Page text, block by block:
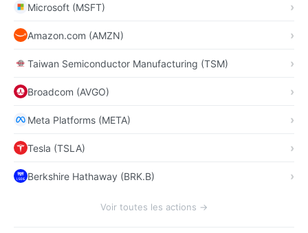
Microsoft (MSFT)
Amazon.com (AMZN)
Taiwan Semiconductor Manufacturing (TSM)
Broadcom (AVGO)
Meta Platforms (META)
Tesla (TSLA)
Berkshire Hathaway (BRK.B)
Voir toutes les actions →